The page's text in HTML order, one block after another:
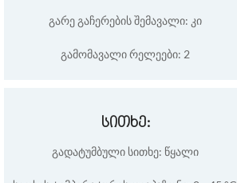
გარე გაჩერების შემავალი: კი
გამომავალი რელეები: 2
სითხე:
გადატუმბული სითხე: წყალი